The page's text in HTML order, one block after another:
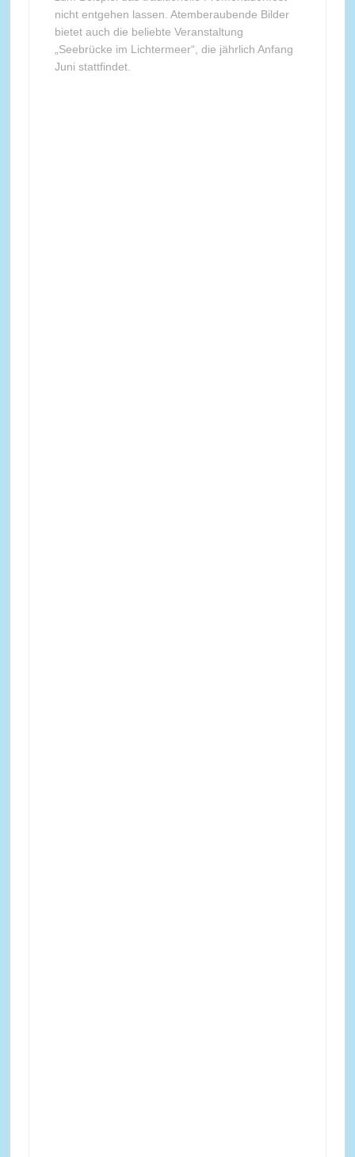
nicht entgehen lassen. Atemberaubende Bilder
bietet auch die beliebte Veranstaltung
„Seebrücke im Lichtermeer“, die jährlich Anfang
Juni stattfindet.